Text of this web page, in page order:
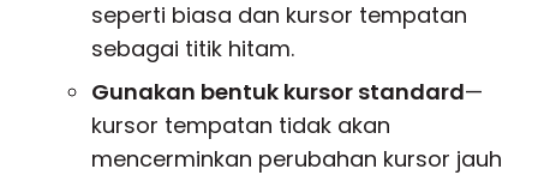
seperti biasa dan kursor tempatan
sebagai titik hitam.
Gunakan bentuk kursor standard—
kursor tempatan tidak akan
mencerminkan perubahan kursor jauh